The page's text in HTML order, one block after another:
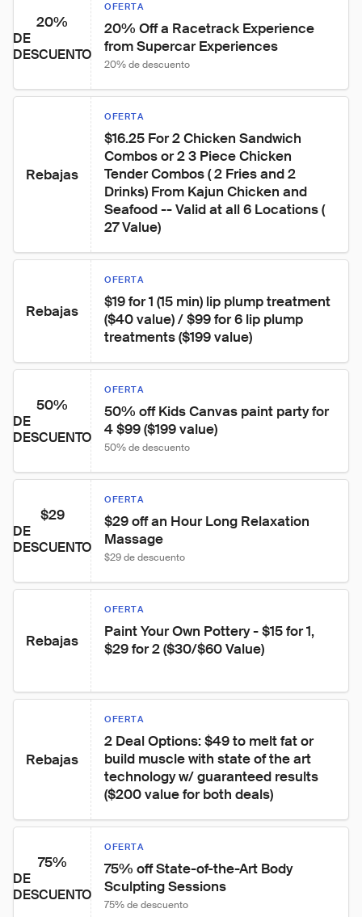
20%
DE
DESCUENTO
OFERTA
20% Off a Racetrack Experience
from Supercar Experiences
20% de descuento
Rebajas
OFERTA
$16.25 For 2 Chicken Sandwich
Combos or 2 3 Piece Chicken
Tender Combos ( 2 Fries and 2
Drinks) From Kajun Chicken and
Seafood -- Valid at all 6 Locations (
27 Value)
Rebajas
OFERTA
$19 for 1 (15 min) lip plump treatment
($40 value) / $99 for 6 lip plump
treatments ($199 value)
50%
DE
DESCUENTO
OFERTA
50% off Kids Canvas paint party for
4 $99 ($199 value)
50% de descuento
$29
DE
DESCUENTO
OFERTA
$29 off an Hour Long Relaxation
Massage
$29 de descuento
Rebajas
OFERTA
Paint Your Own Pottery - $15 for 1,
$29 for 2 ($30/$60 Value)
Rebajas
OFERTA
2 Deal Options: $49 to melt fat or
build muscle with state of the art
technology w/ guaranteed results
($200 value for both deals)
75%
DE
DESCUENTO
OFERTA
75% off State-of-the-Art Body
Sculpting Sessions
75% de descuento